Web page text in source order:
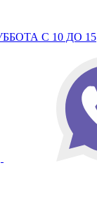
С 10 ДО 15